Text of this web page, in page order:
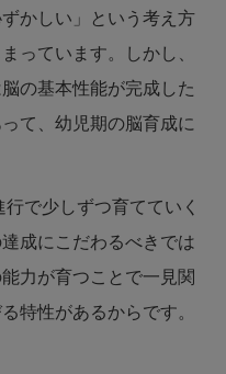
かしい」という考え方
っています。しかし、
の基本性能が完成した
て、幼児期の脳育成に
で少しずつ育てていく
成にこだわるべきでは
力が育つことで一見関
特性があるからです。